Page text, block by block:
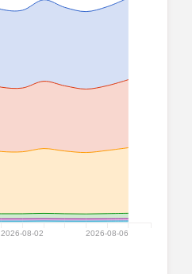
2026-08-02 2026-08-06